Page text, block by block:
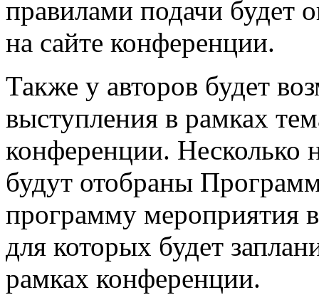
правилами подачи будет
на сайте конференции.
Также у авторов будет
выступления в рамках
конференции. Несколько
будут отобраны
программу мероприятия
для которых будет
рамках конференции.